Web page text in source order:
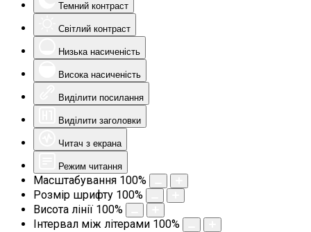
Темний контраст
Світлий контраст
Низька насиченість
Висока насиченість
Виділити посилання
Виділити заголовки
Читач з екрана
Режим читання
Масштабування 100%
Розмір шрифту 100%
Висота лінії 100%
Інтервал між літерами 100%